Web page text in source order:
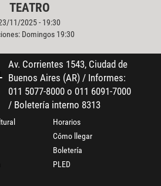
TEATRO
11/2025 - 19:30
Domingos 19:30
Av. Corrientes 1543, Ciudad de
Buenos Aires (AR) / Informes:
011 5077-8000 o 011 6091-7000
/ Boletería interno 8313
Horarios
Cómo llegar
Boletería
PLED